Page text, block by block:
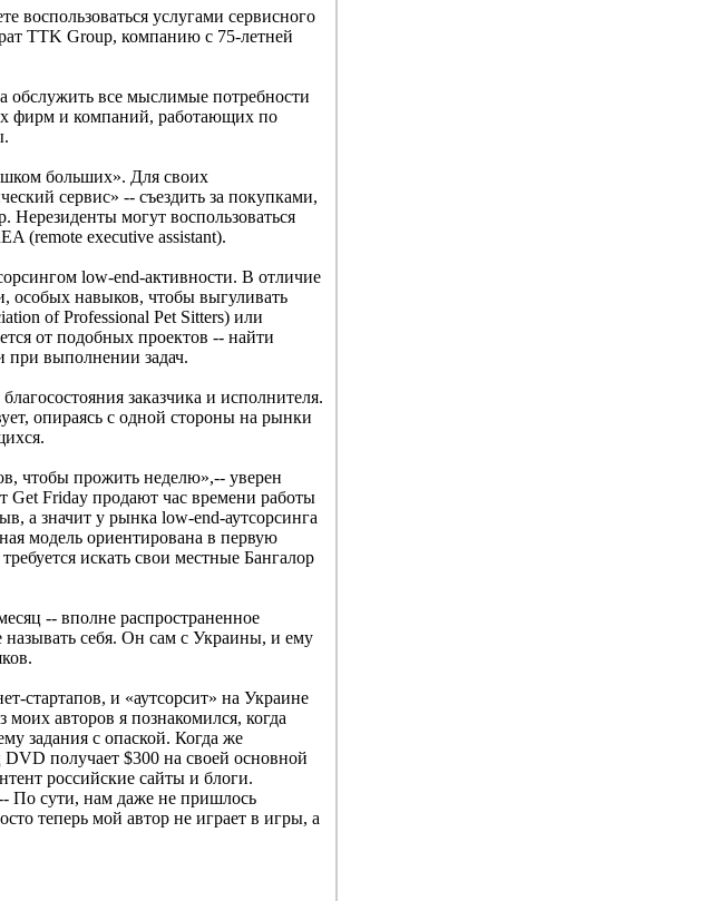
услугами сервисного
TTK Group, компанию с 75-летней
обслужить все мыслимые потребности
фирм и компаний, работающих по
больших». Для своих
сервис» -- съездить за покупками,
Нерезиденты могут воспользоваться
(remote executive assistant).
low-end-активности. В отличие
особых навыков, чтобы выгуливать
of Professional Pet Sitters) или
от подобных проектов -- найти
при выполнении задач.
заказчика и исполнителя.
опираясь с одной стороны на рынки
чтобы прожить неделю»,-- уверен
Friday продают час времени работы
а значит у рынка low-end-аутсорсинга
модель ориентирована в первую
искать свои местные Бангалор
-- вполне распространенное
называть себя. Он сам с Украины, и ему
стартапов, и «аутсорсит» на Украине
авторов я познакомился, когда
задания с опаской. Когда же
DVD получает $300 на своей основной
российские сайты и блоги.
По сути, нам даже не пришлось
теперь мой автор не играет в игры, а